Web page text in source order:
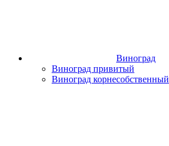
Виноград
Виноград привитый
Виноград корнесобственный